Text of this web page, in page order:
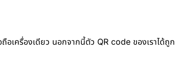
เครื่องเดียว นอกจากนี้ตัว QR code ของเราได้ถูก